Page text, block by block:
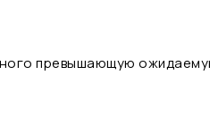
превышающую